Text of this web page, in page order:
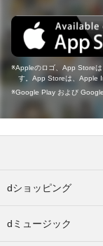
Appleのロゴ、App Store
す。App Storeは、Apple
Google Play および
dショッピング
dミュージック